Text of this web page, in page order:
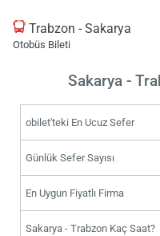
Trabzon - Sakarya
Otobüs Bileti
Sakarya -
obilet'teki En Ucuz Sefer
Günlük Sefer Sayısı
En Uygun Fiyatlı Firma
Sakarya - Trabzon Kaç Saat?